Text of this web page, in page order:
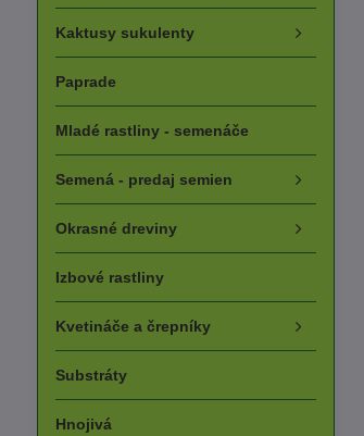
Kaktusy sukulenty
Paprade
Mladé rastliny - semenáče
Semená - predaj semien
Okrasné dreviny
Izbové rastliny
Kvetináče a črepníky
Substráty
Hnojivá